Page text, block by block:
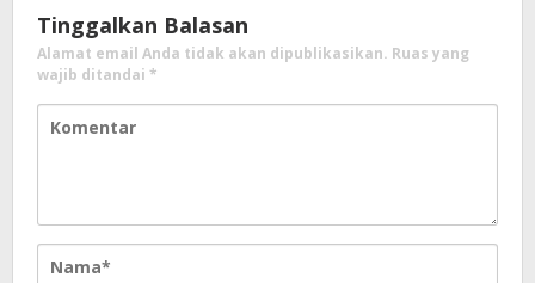
Tinggalkan Balasan
Alamat email Anda tidak akan dipublikasikan. Ruas yang
wajib ditandai *